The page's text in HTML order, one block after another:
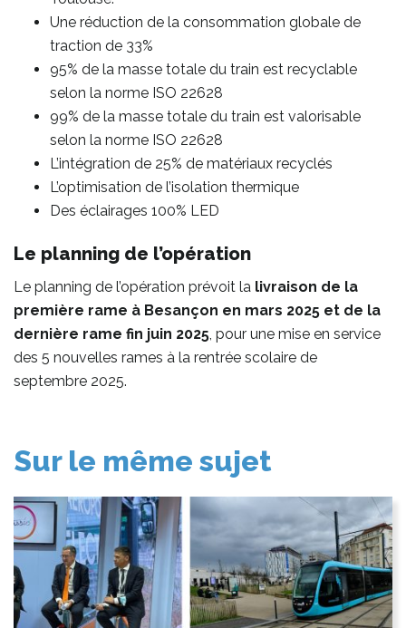
Une réduction de la consommation globale de
traction de 33%
95% de la masse totale du train est recyclable
selon la norme ISO 22628
99% de la masse totale du train est valorisable
selon la norme ISO 22628
L’intégration de 25% de matériaux recyclés
L’optimisation de l’isolation thermique
Des éclairages 100% LED
Le planning de l’opération
Le planning de l’opération prévoit la livraison de la
première rame à Besançon en mars 2025 et de la
dernière rame fin juin 2025, pour une mise en service
des 5 nouvelles rames à la rentrée scolaire de
septembre 2025.
Sur le même sujet